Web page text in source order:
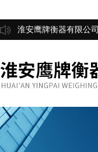
淮安鹰牌衡器有限公司